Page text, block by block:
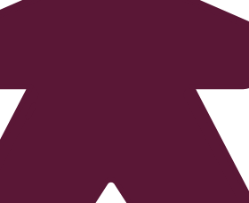
En Gaia Project, el sucesor del